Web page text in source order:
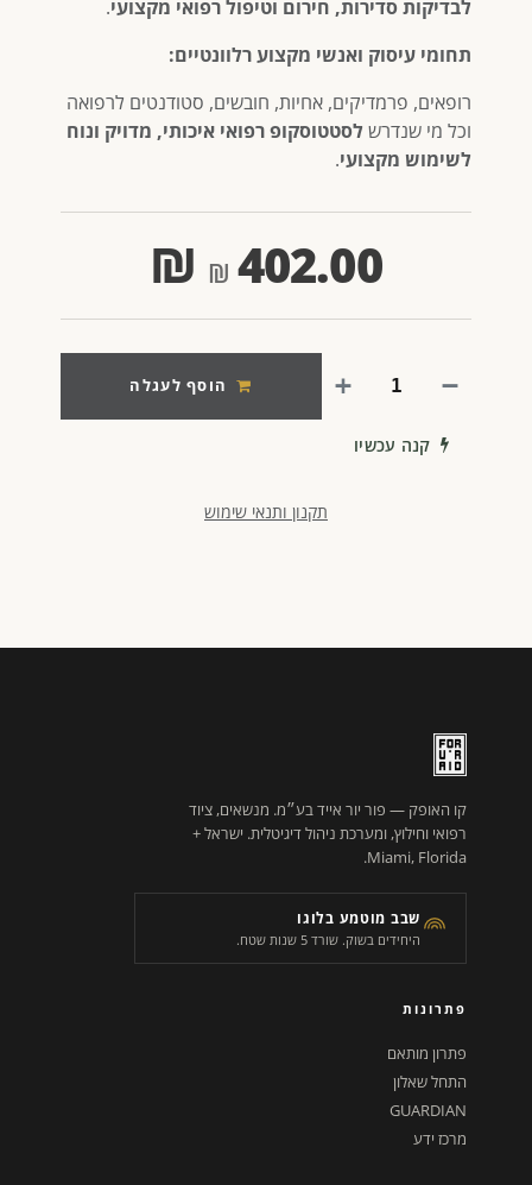
לבדיקות סדירות, חירום וטיפול רפואי מקצועי.
תחומי עיסוק ואנשי מקצוע רלוונטיים:
רופאים, פרמדיקים, אחיות, חובשים, סטודנטים לרפואה
וכל מי שנדרש לסטטוסקופ רפואי איכותי, מדויק ונוח
לשימוש מקצועי.
402.00
₪
הוסף לעגלה
קנה עכשיו
תקנון ותנאי שימוש
קו האופק — פור יור אייד בע״מ. מנשאים, ציוד
רפואי וחילוץ, ומערכת ניהול דיגיטלית. ישראל +
Miami, Florida.
שבב מוטמע בלוגו
היחידים בשוק. שורד 5 שנות שטח.
פתרונות
פתרון מותאם
התחל שאלון
GUARDIAN
מרכז ידע